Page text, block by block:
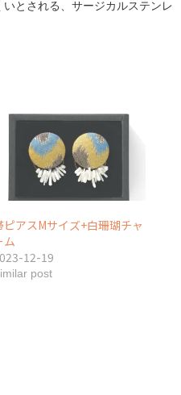
とされる、サージカルステンレ
ピアスMサイズ+白珊瑚チャ
ム
12-19
post